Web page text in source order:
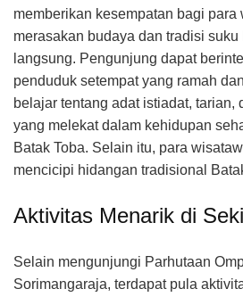
memberikan kesempatan bagi para
merasakan budaya dan tradisi suku
langsung. Pengunjung dapat
penduduk setempat yang ramah
belajar tentang adat istiadat, tarian,
yang melekat dalam kehidupan
Batak Toba. Selain itu, para
mencicipi hidangan tradisional
Aktivitas Menarik di
Selain mengunjungi Parhutaan
Sorimangaraja, terdapat pula